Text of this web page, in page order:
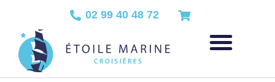
02 99 40 48 72